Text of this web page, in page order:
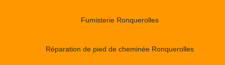
Fumisterie Ronquerolles
Réparation de pied de cheminée Ronquerolles